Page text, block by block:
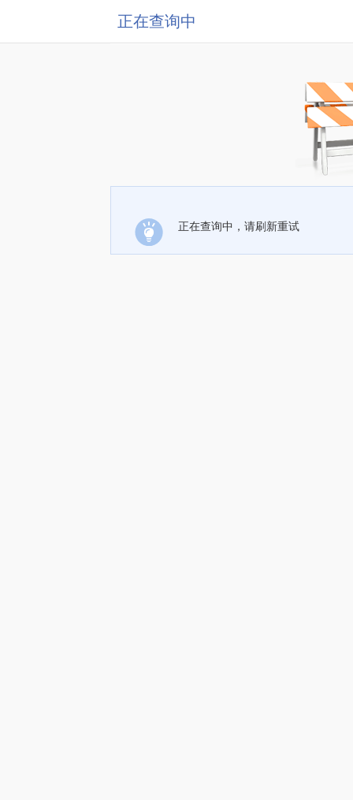
正在查询中
正在查询中，请刷新重试